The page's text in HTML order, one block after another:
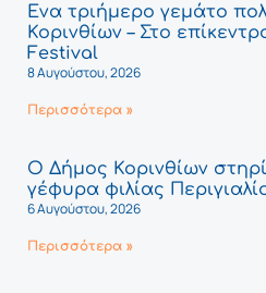
Ένα τριήμερο γεμάτο
Κορινθίων – Στο
Festival
8 Αυγούστου, 2026
Περισσότερα »
Ο Δήμος Κορινθίων
γέφυρα φιλίας
6 Αυγούστου, 2026
Περισσότερα »